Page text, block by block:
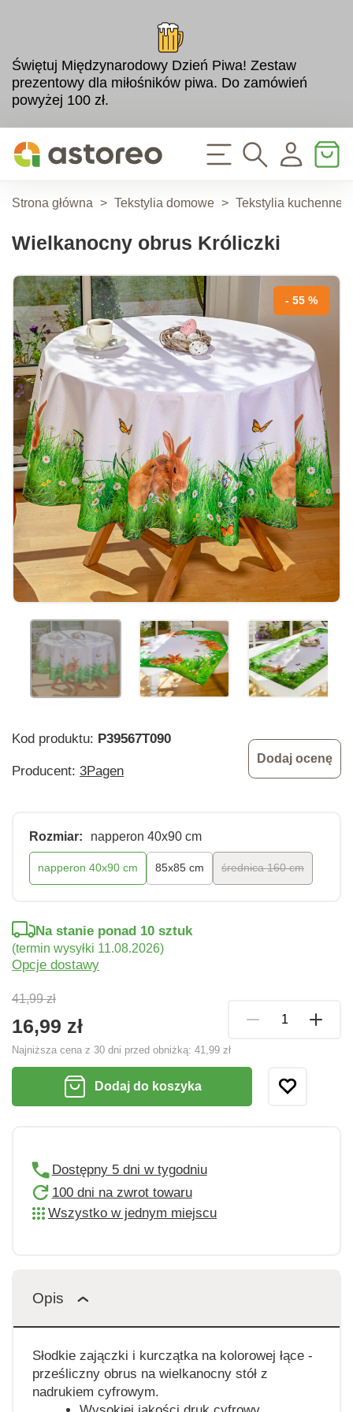
Świętuj Międzynarodowy Dzień Piwa! Zestaw
prezentowy dla miłośników piwa. Do zamówień
powyżej 100 zł.
Strona główna > Tekstylia domowe > Tekstylia kuchenne
Wielkanocny obrus Króliczki
- 55 %
Kod produktu: P39567T090
Producent: 3Pagen
Dodaj ocenę
Rozmiar: napperon 40x90 cm
napperon 40x90 cm 85x85 cm średnica 160 cm
41,99 zł
16,99 zł
Najniższa cena z 30 dni przed obniżką: 41,99 zł
Na stanie ponad 10 sztuk
(termin wysyłki 11.08.2026)
Opcje dostawy
Dodaj do koszyka
Dostępny 5 dni w tygodniu
100 dni na zwrot towaru
Wszystko w jednym miejscu
Opis
Słodkie zajączki i kurczątka na kolorowej łące -
prześliczny obrus na wielkanocny stół z
nadrukiem cyfrowym.